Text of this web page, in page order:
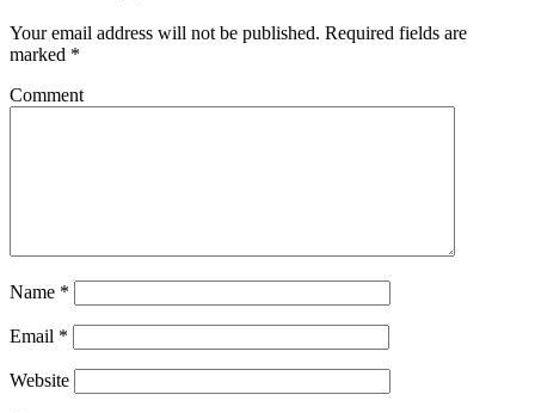
Your email address will not be published. Required fields are
marked *
Comment
Name *
Email *
Website